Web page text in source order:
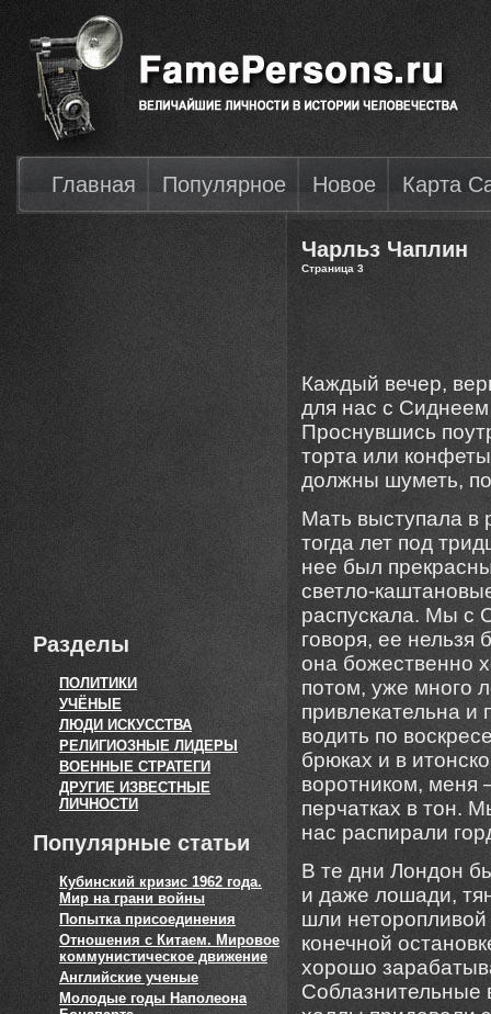
Главная Популярное Новое Карта
Разделы
ПОЛИТИКИ
УЧЁНЫЕ
ЛЮДИ ИСКУССТВА
РЕЛИГИОЗНЫЕ ЛИДЕРЫ
ВОЕННЫЕ СТРАТЕГИ
ДРУГИЕ ИЗВЕСТНЫЕ
ЛИЧНОСТИ
Популярные статьи
Кубинский кризис 1962 года.
Мир на грани войны
Попытка присоединения
Отношения с Китаем. Мировое
коммунистическое движение
Английские ученые
Молодые годы Наполеона
Чарльз Чаплин
Страница 3
Каждый вечер,
для нас с Сиднеем
Проснувшись
торта или
должны шуметь,
Мать выступала в
тогда лет под
нее был
светло-
распускала. Мы с
говоря, ее нельзя
она божественно
потом, уже много
привлекательна
водить по
брюках и в
воротником, меня
перчатках в тон.
нас распирали
В те дни Лондон
и даже лошади,
шли
конечной
хорошо
Соблазнительные